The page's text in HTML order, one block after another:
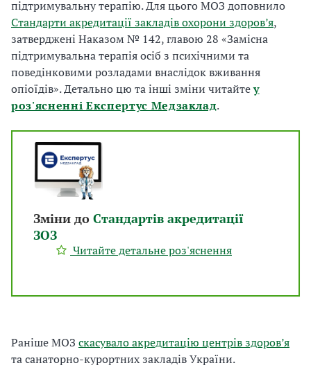
підтримувальну терапію. Для цього МОЗ доповнило
Стандарти акредитації закладів охорони здоров’я,
затверджені Наказом № 142, главою 28 «Замісна
підтримувальна терапія осіб з психічними та
поведінковими розладами внаслідок вживання
опіоїдів». Детально цю та інші зміни читайтеу
роз'ясненні Експертус Медзаклад.
Зміни до Стандартів акредитації
ЗОЗ
Читайте детальне роз'яснення
Раніше МОЗ скасувало акредитацію центрів здоров’я
та санаторно-курортних закладів України.